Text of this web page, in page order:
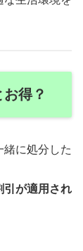
得？
緒に処分した
引が適用され